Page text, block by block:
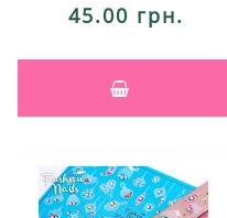
45.00 грн.